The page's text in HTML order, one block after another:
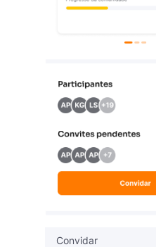
Convidar